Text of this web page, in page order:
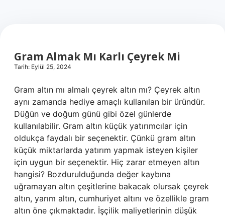
Gram Almak Mı Karlı Çeyrek Mi
Tarih: Eylül 25, 2024
Gram altın mı almalı çeyrek altın mı? Çeyrek altın
aynı zamanda hediye amaçlı kullanılan bir üründür.
Düğün ve doğum günü gibi özel günlerde
kullanılabilir. Gram altın küçük yatırımcılar için
oldukça faydalı bir seçenektir. Çünkü gram altın
küçük miktarlarda yatırım yapmak isteyen kişiler
için uygun bir seçenektir. Hiç zarar etmeyen altın
hangisi? Bozdurulduğunda değer kaybına
uğramayan altın çeşitlerine bakacak olursak çeyrek
altın, yarım altın, cumhuriyet altını ve özellikle gram
altın öne çıkmaktadır. İşçilik maliyetlerinin düşük